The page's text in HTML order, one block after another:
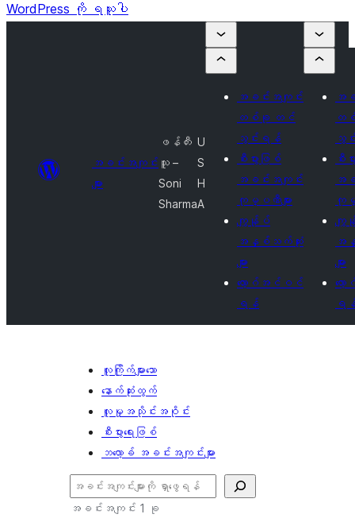
WordPress ကို ရယူပါ
အခင်းအကျင်း
များ
ဖန်တီး
သူ –
Soni
Sharma
U
S
H
A
အခင်းအကျင်း
တစ်ခု တင်
သွင်းရန်
စီးပွားဖြစ်
အခင်းအကျင်း
ကုမ္ပဏီများ
ကျွန်ုပ်
အနှစ်သက်ဆုံး
များ
လော့ဂ်အင်ဝင်
ရန်
အ
တ
သွ
စီး
အ
ကုမ္
ကျွ
အ
များ
လေ
ရ
လူကြိုက်များသော
နောက်ဆုံးထွက်
လူမှုအသိုင်းအဝိုင်း
စီးပွားရေးဖြစ်
ဘလော့ခ် အခင်းအကျင်းများ
ရှာ
ပါ
အခင်းအကျင်း 1 ခု